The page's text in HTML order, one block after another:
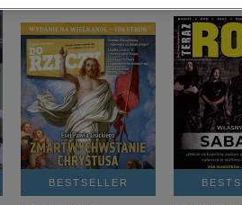
BESTSELLER